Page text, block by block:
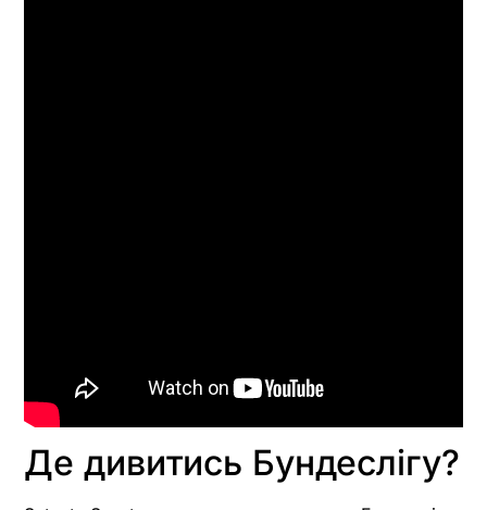
Де дивитись Бундеслігу?